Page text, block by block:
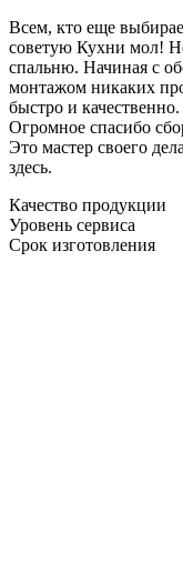
Всем, кто еще
советую Кухни мол!
спальню. Начиная с
монтажом никаких
быстро и
Огромное спасибо
Это мастер своего
здесь.
Качество продукции
Уровень сервиса
Срок изготовления